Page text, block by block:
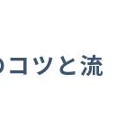
重要
コツ
ツと流